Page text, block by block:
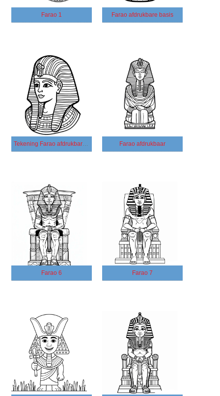
Farao 1 Farao afdrukbare basis
Tekening Farao afdrukbare basis Farao afdrukbaar
Farao 6 Farao 7